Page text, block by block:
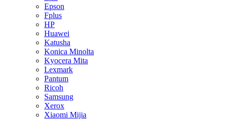
Epson
Fplus
HP
Huawei
Katusha
Konica Minolta
Kyocera Mita
Lexmark
Pantum
Ricoh
Samsung
Xerox
Xiaomi Mijia